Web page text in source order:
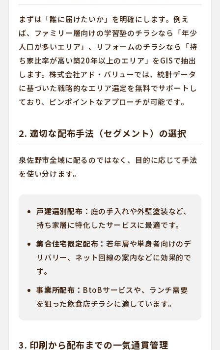
まずは「誰に届けたいか」を明確にします。例え
ば、ファミリー層向けの学習塾のチラシなら「年少
人口が多いエリア」、リフォームのチラシなら「持
ち家比率が高い築20年以上のエリア」をGISで抽出
します。株式会社アド・バリューでは、統計データ
に基づいた戦略的なエリア選定を無料でサポートし
ており、ピンポイントなアプローチが可能です。
2. 適切な配布手法（セグメント）の選択
泉佐野市全域に配るのではなく、目的に応じて手法
を使い分けます。
戸建選別配布： 庭の手入れや外壁塗装など、
持ち家層に特化したサービスに最適です。
集合住宅限定配布：若年層や単身者向けのデ
リバリー、ネット回線の案内などに効果的で
す。
事業所配布： BtoBサービスや、ランチ需要
を狙った飲食店チラシに適しています。
3. 印刷から配布までの一気通貫管理